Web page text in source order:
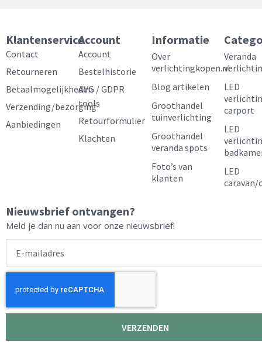
e
b
o
o
k
t
g
r
a
t
e
r
e
s
t
t
b
e
Klantenservice
Contact
Retourneren
Betaalmogelijkheden
Verzending/bezorging
Aanbiedingen
Account
Account
Bestelhistorie
AVG / GDPR
tools
Retourformulier
Klachten
Informatie
Over
verlichtingkopen.nl
Blog artikelen
Groothandel
tuinverlichting
Groothandel
veranda spots
Foto’s van
klanten
Veranda
LED
carport
LED
LED
Nieuwsbrief ontvangen?
Meld je dan nu aan voor onze nieuwsbrief!
mailadres
VERZENDEN